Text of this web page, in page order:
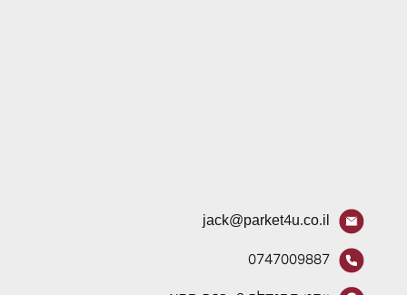
jack@parket4u.co.il
0747009887